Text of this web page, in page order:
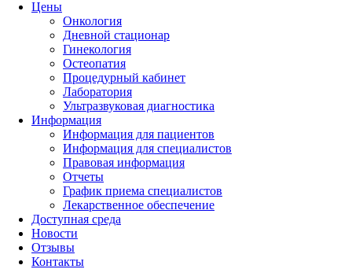
Цены
Онкология
Дневной стационар
Гинекология
Остеопатия
Процедурный кабинет
Лаборатория
Ультразвуковая диагностика
Информация
Информация для пациентов
Информация для специалистов
Правовая информация
Отчеты
График приема специалистов
Лекарственное обеспечение
Доступная среда
Новости
Отзывы
Контакты